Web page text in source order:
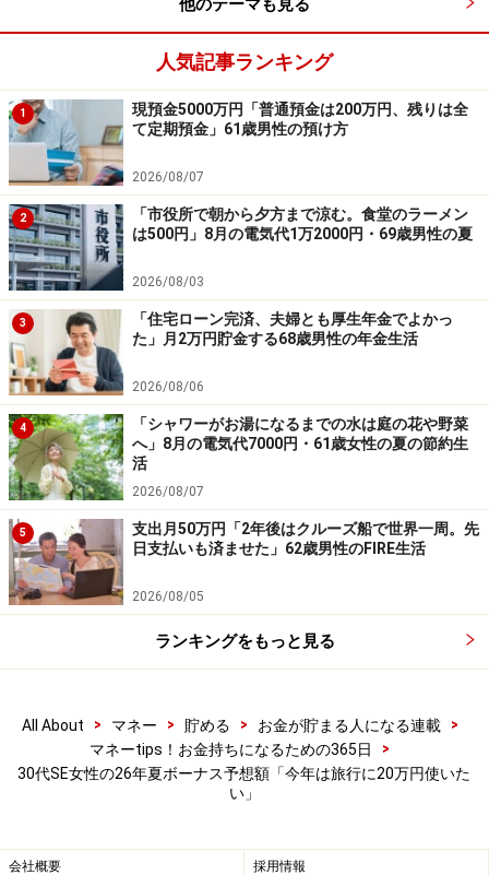
本記事の内容は一般的な情報提供を目的としており、特定の金融
商品や投資行動を推奨するものではありません。
投資や資産運用に関する最終的なご判断はご自身の責任において
掲載情報の正確性・完全性については十分に配慮しております
が、その内容を保証するものではなく、これに基づく損失・損害
などについて当社は一切の責任を負いません。
最新の情報や詳細については、必ず各金融機関やサービス提供者
の公式情報をご確認ください。
【編集部からのお知らせ】
・「家計」について、
中です！
※抽選で20名にAmazonギフト券1000円分プレゼント
※謝礼付きの限定アンケートやモニター企画に参加が可能に
なります
他のテーマも見る
人気記事ランキング
1
現預金5000万円「普通預金は200万円、残りは全
て定期預金」61歳男性の預け方
2026/08/07
2
「市役所で朝から夕方まで涼む。食堂のラーメン
は500円」8月の電気代1万2000円・69歳男性の夏
2026/08/03
3
「住宅ローン完済、夫婦とも厚生年金でよかっ
た」月2万円貯金する68歳男性の年金生活
2026/08/06
4
「シャワーがお湯になるまでの水は庭の花や野菜
へ」8月の電気代7000円・61歳女性の夏の節約生
活
2026/08/07
5
支出月50万円「2年後はクルーズ船で世界一周。先
日支払いも済ませた」62歳男性のFIRE生活
2026/08/05
ランキングをもっと見る
All About > マネー > 貯める > お金が貯まる人になる連載
>
マネーtips！お金持ちになるための365日
>
30代SE女性の26年夏ボーナス予想額「今年は旅行に20万円使いた
い」
会社概要 採用情報